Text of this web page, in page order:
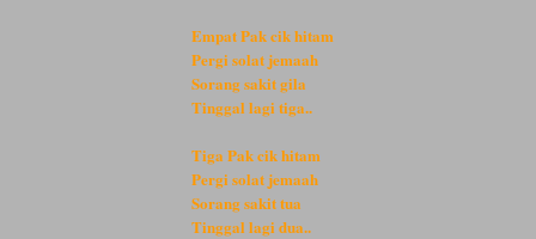
Empat Pak cik hitam
Pergi solat jemaah
Sorang sakit gila
Tinggal lagi tiga..
Tiga Pak cik hitam
Pergi solat jemaah
Sorang sakit tua
Tinggal lagi dua..